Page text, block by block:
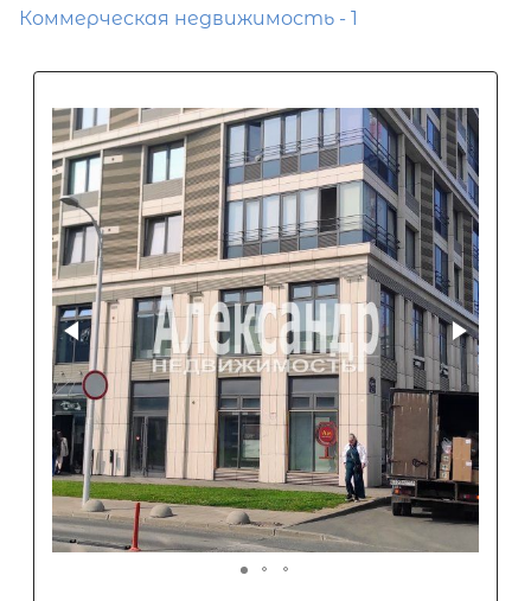
Коммерческая недвижимость - 1